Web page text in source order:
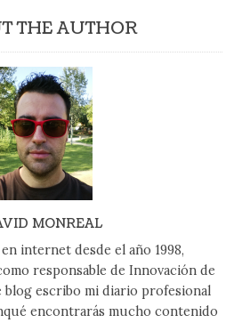
THE AUTHOR
MONREAL
internet desde el año 1998,
responsable de Innovación de
blog escribo mi diario profesional
encontrarás mucho contenido